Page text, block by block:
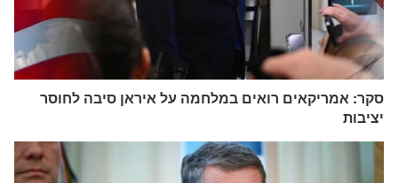
סקר: אמריקאים רואים במלחמה על איראן סיבה לחוסר
יציבות